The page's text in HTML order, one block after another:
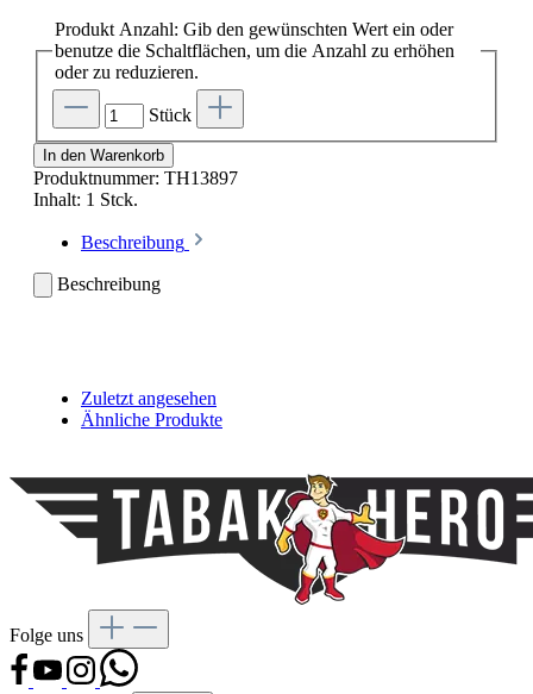
Produkt Anzahl: Gib den gewünschten Wert ein oder
benutze die Schaltflächen, um die Anzahl zu erhöhen
oder zu reduzieren.
Stück
In den Warenkorb
Produktnummer: TH13897
Inhalt: 1 Stck.
Beschreibung
Beschreibung
Zuletzt angesehen
Ähnliche Produkte
Folge uns